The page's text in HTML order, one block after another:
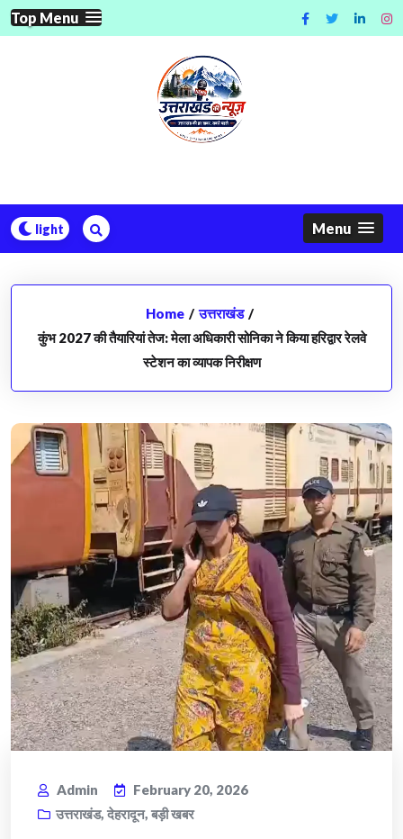
Skip
to
Top Menu
Menu
Home / उत्तराखंड /
कुंभ 2027 की तैयारियां तेज: मेला अधिकारी सोनिका ने किया हरिद्वार रेलवे
स्टेशन का व्यापक निरीक्षण
Admin
February 20, 2026
उत्तराखंड, देहरादून, बड़ी खबर